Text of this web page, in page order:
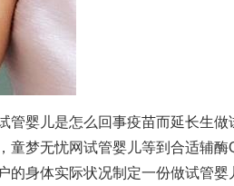
管婴儿是怎么回事疫苗而延长生做
童梦无忧网试管婴儿等到合适辅酶
的身体实际状况制定一份做试管婴